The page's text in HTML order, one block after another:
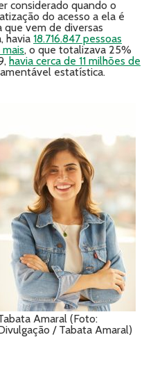
considerado quando o
do acesso a ela é
que vem de diversas
havia 18.716.847 pessoas
, o que totalizava 25%
havia cerca de 11 milhões de
estatística.
Amaral (Foto:
/ Tabata Amaral)